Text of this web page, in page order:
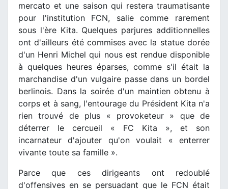
mercato et une saison qui restera traumatisante
pour l'institution FCN, salie comme rarement
sous l'ère Kita. Quelques parjures additionnelles
ont d'ailleurs été commises avec la statue dorée
d'un Henri Michel qui nous est rendue disponible
à quelques heures éparses, comme s'il était la
marchandise d'un vulgaire passe dans un bordel
berlinois. Dans la soirée d'un maintien obtenu à
corps et à sang, l'entourage du Président Kita n'a
rien trouvé de plus « provoketeur » que de
déterrer le cercueil « FC Kita », et son
incarnateur d'ajouter qu'on voulait « enterrer
vivante toute sa famille ».
Parce que ces dirigeants ont redoublé
d'offensives en se persuadant que le FCN était